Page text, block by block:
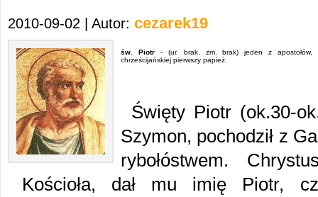
2010-09-02 | Autor: cezarek19
św. Piotr- (ur. brak, zm. brak) jeden z apostołów,
chrześcijańskiej pierwszy papież.
Święty Piotr (ok.30-
Szymon, pochodził z
rybołóstwem.
Kościoła, dał mu imię Piotr,